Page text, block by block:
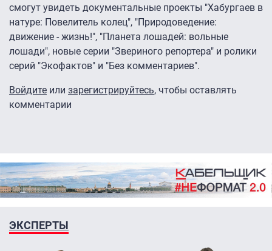
смогут увидеть документальные проекты "Хабургаев в
натуре: Повелитель колец", "Природоведение:
движение - жизнь!", "Планета лошадей: вольные
лошади", новые серии "Звериного репортера" и ролики
серий "Экофактов" и "Без комментариев".
Войдите или зарегистрируйтесь, чтобы оставлять
комментарии
ЭКСПЕРТЫ